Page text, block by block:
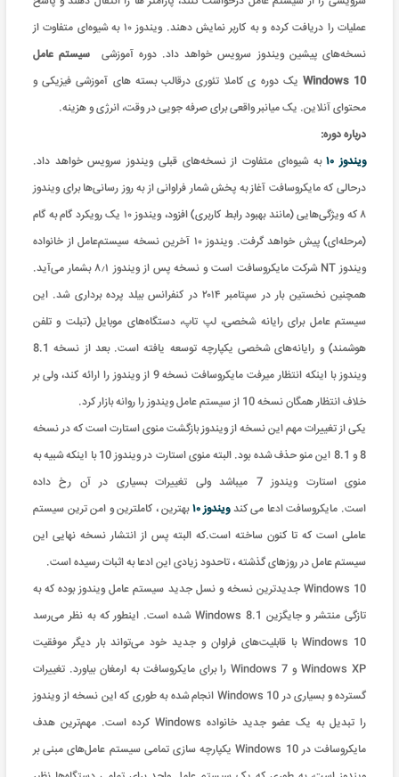
عملیات را دریافت کرده و به کاربر نمایش دهند. ویندوز ۱۰ به شیوه‌ای متفاوت از
نسخه‌های پیشین ویندوز سرویس خواهد داد. دوره آموزشی سیستم عامل
Windows 10 یک دوره ی کاملا تئوری درقالب بسته های آموزشی فیزیکی و
محتوای آنلاین. یک میانبر واقعی برای صرفه جویی در وقت، انرژی و هزینه.
درباره دوره:
ویندوز ۱۰
به شیوه‌ای متفاوت از نسخه‌های قبلی ویندوز سرویس خواهد داد.
درحالی که مایکروسافت آغاز به پخش شمار فراوانی از به‌ روز رسانی‌ها برای ویندوز
۸ که ویژگی‌هایی (مانند بهبود رابط کاربری) افزود، ویندوز ۱۰ یک رویکرد گام به گام
(مرحله‌ای) پیش خواهد گرفت. ویندوز ۱۰ آخرین نسخه سیستم‌عامل از خانواده
ویندوز NT شرکت مایکروسافت است و نسخه پس از ویندوز ۸٫۱ بشمار می‌آید.
همچنین نخستین بار در سپتامبر ۲۰۱۴ در کنفرانس بیلد پرده برداری شد. این
سیستم عامل برای رایانه شخصی، لپ تاپ، دستگاه‌های موبایل (تبلت و تلفن
هوشمند) و رایانه‌های شخصی یکپارچه توسعه یافته است. بعد از نسخه 8.1
ویندوز با اینکه انتظار میرفت مایکروسافت نسخه 9 از ویندوز را ارائه کند، ولی بر
خلاف انتظار همگان نسخه 10 از سیستم عامل ویندوز را روانه بازار کرد.
یکی از تغییرات مهم این نسخه از ویندوز بازگشت منوی استارت است که در نسخه
8 و 8.1 این منو حذف شده بود. البته منوی استارت در ویندوز 10 با اینکه شبیه به
منوی استارت ویندوز 7 میباشد ولی تغییرات بسیاری در آن رخ داده
است. مایکروسافت ادعا می کندویندوز ۱۰
بهترین ، کاملترین و امن ترین سیستم
عاملی است که تا کنون ساخته است.که البته پس از انتشار نسخه نهایی این
سیستم عامل در روزهای گذشته ، تاحدود زیادی این ادعا به اثبات رسیده است.
Windows 10 جدیدترین نسخه و نسل جدید سیستم عامل ویندوز بوده که به
تازگی منتشر و جایگزین Windows 8.1 شده است. اینطور که به نظر می‌رسد
Windows 10 با قابلیت‌های فراوان و جدید خود می‌تواند بار دیگر موفقیت
Windows XP و Windows 7 را برای مایکروسافت به ارمغان بیاورد. تغییرات
گسترده و بسیاری در Windows 10 انجام شده به طوری که این نسخه از ویندوز
را تبدیل به یک عضو جدید خانواده Windows کرده است. مهم‌ترین هدف
مایکروسافت در Windows 10 یکپارچه سازی تمامی سیستم عامل‌های مبنی بر